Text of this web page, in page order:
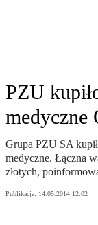
PZU
medyczne
Grupa PZU SA
medyczne. Łączna
złotych,
Publikacja: 14.05.2014 12:02